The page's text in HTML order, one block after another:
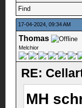
Find
17-04-2024, 09:34 AM
Thomas
Melchior
RE:
MH